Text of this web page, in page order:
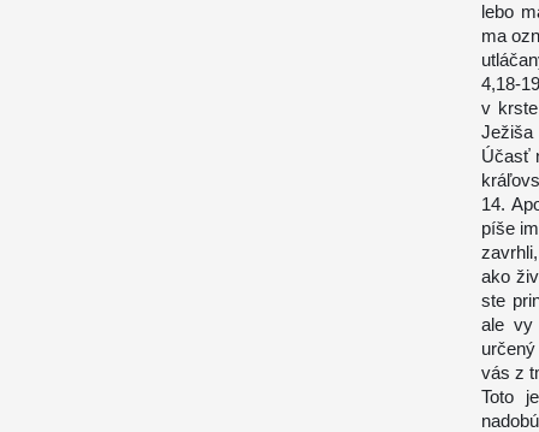
lebo
ma
4,18-
v
Ježiša
Účasť
14.
píše
ako
ste
ale vy
vás z
Toto